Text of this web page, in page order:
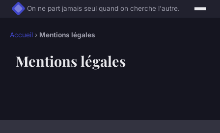
On ne part jamais seul quand on cherche l'autre.
Accueil › Mentions légales
Mentions légales